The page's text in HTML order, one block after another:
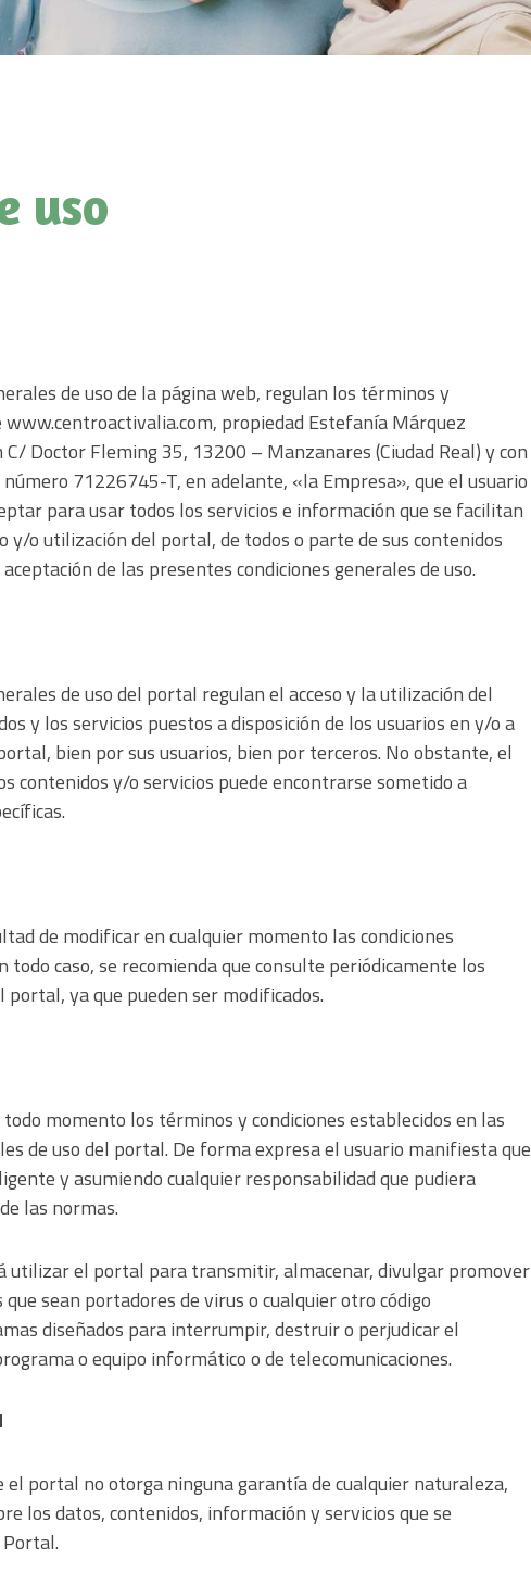
uso
de uso de la página web, regulan los términos y
www.centroactivalia.com, propiedad Estefanía Márquez
Doctor Fleming 35, 13200 – Manzanares (Ciudad Real) y con
71226745-T, en adelante, «la Empresa», que el usuario
para usar todos los servicios e información que se facilitan
y/o utilización del portal, de todos o parte de sus contenidos
de las presentes condiciones generales de uso.
de uso del portal regulan el acceso y la utilización del
y los servicios puestos a disposición de los usuarios en y/o a
bien por sus usuarios, bien por terceros. No obstante, el
contenidos y/o servicios puede encontrarse sometido a
de modificar en cualquier momento las condiciones
todo caso, se recomienda que consulte periódicamente los
ya que pueden ser modificados.
momento los términos y condiciones establecidos en las
de uso del portal. De forma expresa el usuario manifiesta que
y asumiendo cualquier responsabilidad que pudiera
las normas.
utilizar el portal para transmitir, almacenar, divulgar promover
sean portadores de virus o cualquier otro código
diseñados para interrumpir, destruir o perjudicar el
o equipo informático o de telecomunicaciones.
el portal no otorga ninguna garantía de cualquier naturaleza,
los datos, contenidos, información y servicios que se